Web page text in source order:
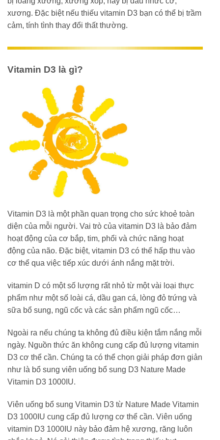
xương. Đặc biệt nếu thiếu vitamin D3 bạn có thể bị trầm
cảm, tính tình thay đổi thất thường.
Vitamin D3 là gì?
Vitamin D3 là một phần quan trọng cho sức khoẻ toàn
diện của mỗi người. Vai trò của vitamin D3 là bảo đảm
hoạt động của cơ bắp, tim, phổi và chức năng hoạt
động của não. Đặc biệt, vitamin D3 có thể hấp thu vào
cơ thể qua việc tiếp xúc dưới ánh nắng mặt trời.
vitamin D có một số lượng rất nhỏ từ một vài loại thực
phẩm như một số loài cá, dầu gan cá, lòng đỏ trứng và
sữa bổ sung, ngũ cốc và các sản phẩm ngũ cốc…
Ngoài ra nếu chúng ta không đủ điều kiện tắm nắng mỗi
ngày. Nguồn thức ăn không cung cấp đủ lượng vitamin
D3 cơ thể cần. Chúng ta có thể chọn giải pháp đơn giản
như là bổ sung viên uống bổ sung D3 Nature Made
Vitamin D3 1000IU.
Viên uống bổ sung Vitamin D3 từ Nature Made Vitamin
D3 1000IU cung cấp đủ lượng cơ thể cần. Viên uống
vitamin D3 1000IU này bảo đảm hệ xương, răng luôn